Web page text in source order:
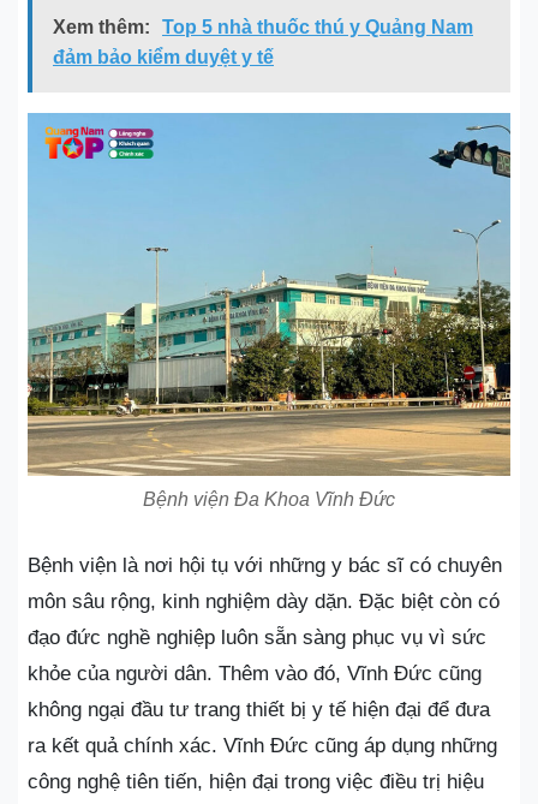
Xem thêm:
Top 5 nhà thuốc thú y Quảng Nam
đảm bảo kiểm duyệt y tế
Bệnh viện Đa Khoa Vĩnh Đức
Bệnh viện là nơi hội tụ với những y bác sĩ có chuyên
môn sâu rộng, kinh nghiệm dày dặn. Đặc biệt còn có
đạo đức nghề nghiệp luôn sẵn sàng phục vụ vì sức
khỏe của người dân. Thêm vào đó, Vĩnh Đức cũng
không ngại đầu tư trang thiết bị y tế hiện đại để đưa
ra kết quả chính xác. Vĩnh Đức cũng áp dụng những
công nghệ tiên tiến, hiện đại trong việc điều trị hiệu